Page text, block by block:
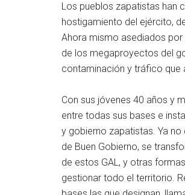
Los pueblos zapatistas han
hostigamiento del ejército,
Ahora mismo asediados por
de los megaproyectos del
contaminación y tráfico que
Con sus jóvenes 40 años y
entre todas sus bases e
y gobierno zapatistas. Ya
de Buen Gobierno, se
de estos GAL, y otras
gestionar todo el territorio.